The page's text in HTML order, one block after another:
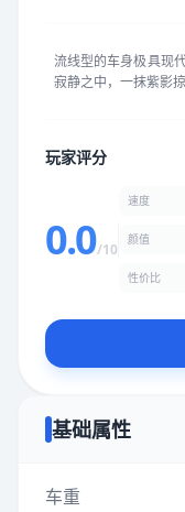
流线型的车身极具现
寂静之中，一抹紫影
玩家评分
0.0/10
速度
颜值
性价比
基础属性
车重
手感
★★
性价比
★★★